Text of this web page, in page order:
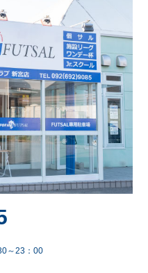
～23：00